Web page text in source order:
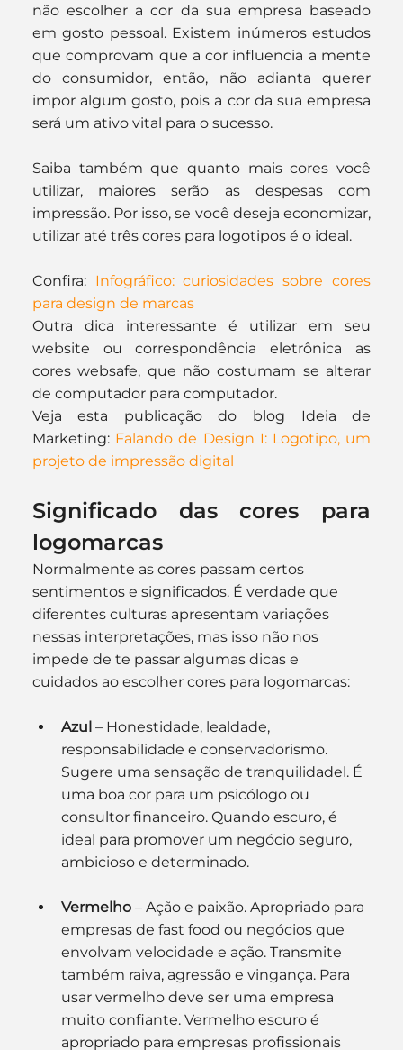
não escolher a cor da sua empresa baseado
em gosto pessoal. Existem inúmeros estudos
que comprovam que a cor influencia a mente
do consumidor, então, não adianta querer
impor algum gosto, pois a cor da sua empresa
será um ativo vital para o sucesso.
Saiba também que quanto mais cores você
utilizar, maiores serão as despesas com
impressão. Por isso, se você deseja economizar,
utilizar até três cores para logotipos é o ideal.
Confira: Infográfico: curiosidades sobre cores
para design de marcas
Outra dica interessante é utilizar em seu
website ou correspondência eletrônica as
cores websafe, que não costumam se alterar
de computador para computador.
Veja esta publicação do blog Ideia de
Marketing: Falando de Design I: Logotipo, um
projeto de impressão digital
Significado das cores para
logomarcas
Normalmente as cores passam certos
sentimentos e significados. É verdade que
diferentes culturas apresentam variações
nessas interpretações, mas isso não nos
impede de te passar algumas dicas e
cuidados ao escolher cores para logomarcas:
Azul – Honestidade, lealdade,
responsabilidade e conservadorismo.
Sugere uma sensação de tranquilidadel. É
uma boa cor para um psicólogo ou
consultor financeiro. Quando escuro, é
ideal para promover um negócio seguro,
ambicioso e determinado.
Vermelho – Ação e paixão. Apropriado para
empresas de fast food ou negócios que
envolvam velocidade e ação. Transmite
também raiva, agressão e vingança. Para
usar vermelho deve ser uma empresa
muito confiante. Vermelho escuro é
apropriado para empresas profissionais